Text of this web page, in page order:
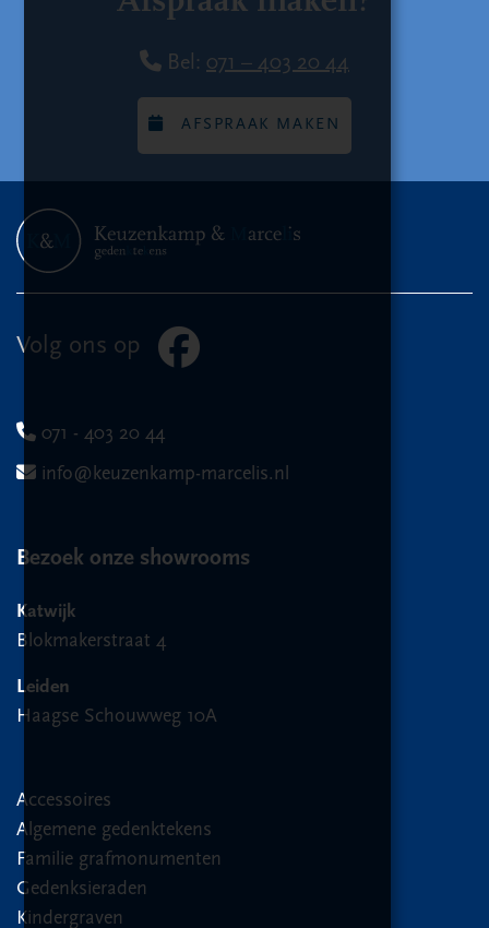
Bel: 071 – 403 20 44
AFSPRAAK MAKEN
Volg ons op
071 - 403 20 44
info@keuzenkamp-marcelis.nl
Bezoek onze showrooms
Katwijk
Blokmakerstraat 4
Leiden
Haagse Schouwweg 10A
Accessoires
Algemene gedenktekens
Familie grafmonumenten
Gedenksieraden
Kindergraven